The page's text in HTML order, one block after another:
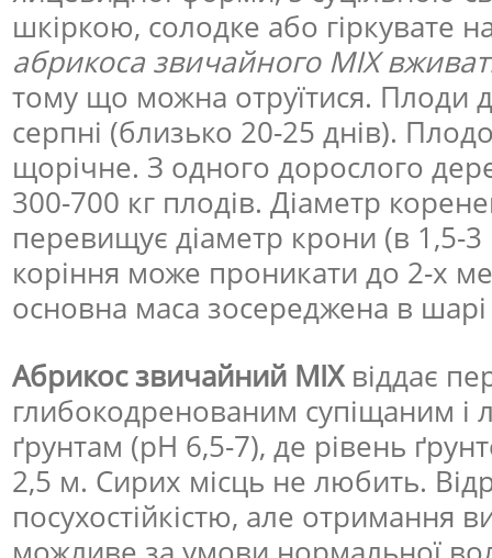
шкіркою, солодке або гіркувате
абрикоса звичайного MIX
тому що можна отруїтися. Плоди
серпні (близько 20-25 днів).
щорічне. З одного дорослого
300-700 кг плодів. Діаметр
перевищує діаметр крони (в 1,5-
коріння може проникати до 2-х
основна маса зосереджена в
Абрикос звичайний MIXвіддає
глибокодренованим супіщаним і
ґрунтам (pH 6,5-7), де рівень
2,5 м. Сирих місць не любить.
посухостійкістю, але отримання